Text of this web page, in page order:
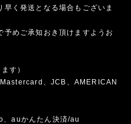
く発送となる場合もございま
予めご承知おき頂けますようお
す）
、JCB、AMERICAN
、auかんたん決済/au